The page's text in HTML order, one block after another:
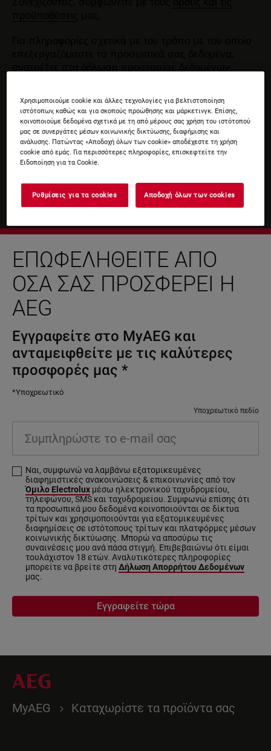
ΕΠΩΦΕΛΗΘΕΊΤΕ ΑΠΌ
ΌΣΑ ΣΑΣ ΠΡΟΣΦΈΡΕΙ Η
AEG
Εγγραφείτε στο MyAEG και
ανταμειφθείτε με τις καλύτερες
προσφορές μας *
*Υποχρεωτικό
Υποχρεωτικό πεδίο
Ναι, συμφωνώ να λαμβάνω εξατομικευμένες
διαφημιστικές ανακοινώσεις & επικοινωνίες από τον
Όμιλο Electrolux μέσω ηλεκτρονικού ταχυδρομείου,
τηλεφώνου, SMS και ταχυδρομείου. Συμφωνώ επίσης ότι
τα προσωπικά μου δεδομένα κοινοποιούνται σε δίκτυα
τρίτων και χρησιμοποιούνται για εξατομικευμένες
διαφημίσεις σε ιστότοπους τρίτων και πλατφόρμες μέσων
κοινωνικής δικτύωσης. Μπορώ να αποσύρω τις
συναινέσεις μου ανά πάσα στιγμή. Επιβεβαιώνω ότι είμαι
τουλάχιστον 18 ετών. Αναλυτικότερες πληροφορίες
μπορείτε να βρείτε στη Δήλωση Απορρήτου Δεδομένων
μας.
Εγγραφείτε τώρα
MyAEG Καταχωρίστε τα προϊόντα σας
Χρησιμοποιούμε cookie και άλλες τεχνολογίες για βελτιστοποίηση
ιστότοπων, καθώς και για σκοπούς προώθησης και μάρκετινγκ. Επίσης,
κοινοποιούμε δεδομένα σχετικά με τη από μέρους σας χρήση του ιστότοπού
μας σε συνεργάτες μέσων κοινωνικής δικτύωσης, διαφήμισης και
ανάλυσης. Πατώντας «Αποδοχή όλων των cookie» αποδέχεστε τη χρήση
cookie από εμάς. Για περισσότερες πληροφορίες, επισκεφτείτε την
Ειδοποίηση για τα Cookie.
Ρυθμίσεις για τα cookies Αποδοχή όλων των cookies